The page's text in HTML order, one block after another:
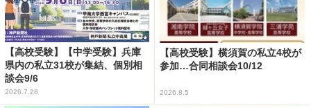
【高校受験】【中学受験】兵庫
県内の私立31校が集結、個別相
談会9/6
2026.7.28
【高校受験】横須賀の私立4校が
参加…合同相談会10/12
2026.8.5